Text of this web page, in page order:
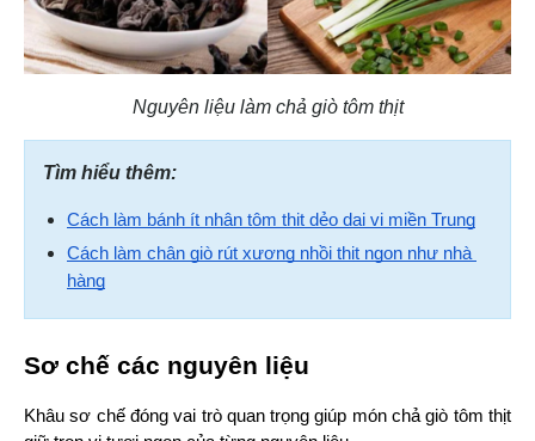
Nguyên liệu làm chả giò tôm thịt
Tìm hiểu thêm:
Cách làm bánh ít nhân tôm thịt dẻo dai vị miền Trung
Cách làm chân giò rút xương nhồi thịt ngon như nhà
hàng
Sơ chế các nguyên liệu
Khâu sơ chế đóng vai trò quan trọng giúp món chả giò tôm thịt